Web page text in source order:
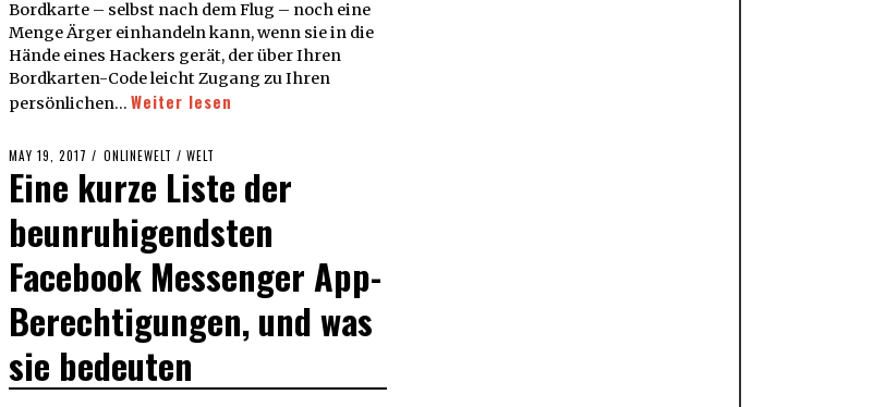
Bordkarte – selbst nach dem Flug – noch eine
Menge Ärger einhandeln kann, wenn sie in die
Hände eines Hackers gerät, der über Ihren
Bordkarten-Code leicht Zugang zu Ihren
persönlichen… Weiter lesen
POSTED
ON
MAY 19, 2017 MAY
2017
ONLINEWELT / WELT
Eine kurze Liste der
beunruhigendsten
Facebook Messenger App-
Berechtigungen, und was
sie bedeuten